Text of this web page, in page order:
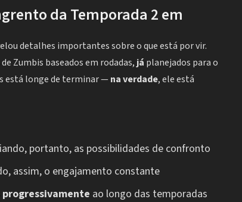
da Temporada 2 em
detalhes importantes sobre o que está por vir.
Zumbis baseados em rodadas, já planejados para o
está longe de terminar —na verdade, ele está
portanto, as possibilidades de confronto
assim, o engajamento constante
progressivamente ao longo das temporadas